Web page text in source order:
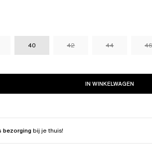
40 42 44 46
IN WINKELWAGEN
bezorgingbij je thuis!